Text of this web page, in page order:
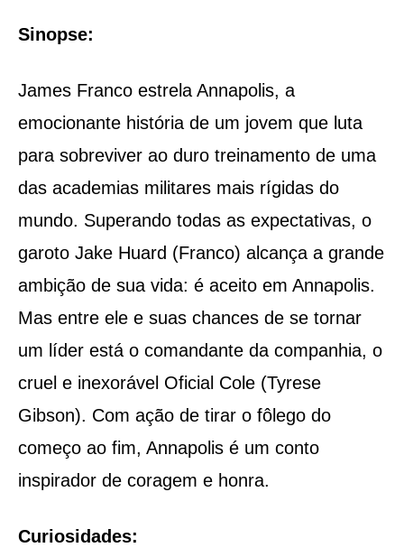
Sinopse:
James Franco estrela Annapolis, a
emocionante história de um jovem que luta
para sobreviver ao duro treinamento de uma
das academias militares mais rígidas do
mundo. Superando todas as expectativas, o
garoto Jake Huard (Franco) alcança a grande
ambição de sua vida: é aceito em Annapolis.
Mas entre ele e suas chances de se tornar
um líder está o comandante da companhia, o
cruel e inexorável Oficial Cole (Tyrese
Gibson). Com ação de tirar o fôlego do
começo ao fim, Annapolis é um conto
inspirador de coragem e honra.
Curiosidades: